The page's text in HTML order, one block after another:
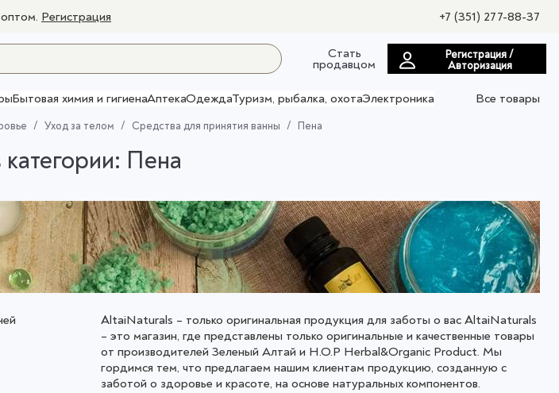
Регистрация +7 (351) 277-88-37
Стать
продавцом
Регистрация /
Авторизация
Бытовая химия и гигиенаАптекаОдеждаТуризм, рыбалка, охотаЭлектроника
Все товары
Уход за телом Средства для принятия ванны Пена
Пена
AltaiNaturals – только оригинальная продукция для заботы о вас AltaiNaturals
– это магазин, где представлены только оригинальные и качественные товары
от производителей Зеленый Алтай и H.O.P Herbal&Organic Product. Мы
гордимся тем, что предлагаем нашим клиентам продукцию, созданную с
заботой о здоровье и красоте, на основе натуральных компонентов.